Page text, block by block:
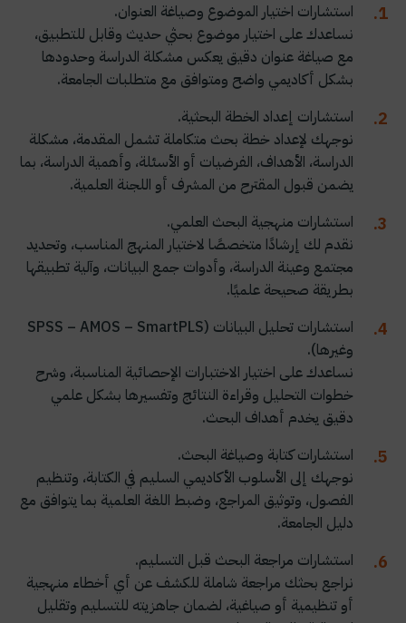
استشارات اختيار الموضوع وصياغة العنوان.
نساعدك على اختيار موضوع بحثي حديث وقابل للتطبيق،
مع صياغة عنوان دقيق يعكس مشكلة الدراسة وحدودها
بشكل أكاديمي واضح ومتوافق مع متطلبات الجامعة.
استشارات إعداد الخطة البحثية.
نوجهك لإعداد خطة بحث متكاملة تشمل المقدمة، مشكلة
الدراسة، الأهداف، الفرضيات أو الأسئلة، وأهمية الدراسة، بما
يضمن قبول المقترح من المشرف أو اللجنة العلمية.
استشارات منهجية البحث العلمي.
نقدم لك إرشادًا متخصصًا لاختيار المنهج المناسب، وتحديد
مجتمع وعينة الدراسة، وأدوات جمع البيانات، وآلية تطبيقها
بطريقة صحيحة علميًا.
استشارات تحليل البيانات (SPSS – AMOS – SmartPLS
وغيرها).
نساعدك على اختيار الاختبارات الإحصائية المناسبة، وشرح
خطوات التحليل وقراءة النتائج وتفسيرها بشكل علمي
دقيق يخدم أهداف البحث.
استشارات كتابة وصياغة البحث.
نوجهك إلى الأسلوب الأكاديمي السليم في الكتابة، وتنظيم
الفصول، وتوثيق المراجع، وضبط اللغة العلمية بما يتوافق مع
دليل الجامعة.
استشارات مراجعة البحث قبل التسليم.
نراجع بحثك مراجعة شاملة للكشف عن أي أخطاء منهجية
أو تنظيمية أو صياغية، لضمان جاهزيته للتسليم وتقليل